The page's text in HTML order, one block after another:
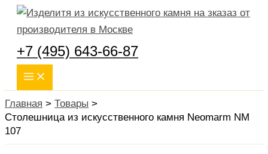
Перейти
+7 (495) 643-66-87
Main
Menu
Главная
Товары
Столешница из искусственного камня Neomarm NM
107